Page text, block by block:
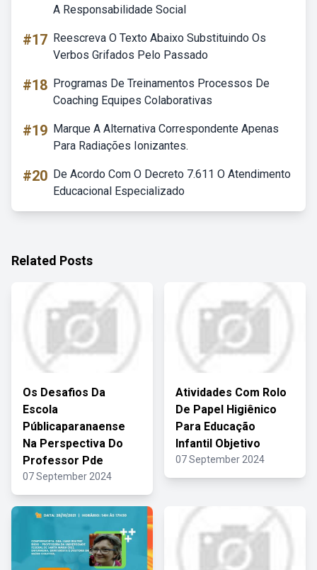
A Responsabilidade Social
#17 Reescreva O Texto Abaixo Substituindo Os
Verbos Grifados Pelo Passado
#18 Programas De Treinamentos Processos De
Coaching Equipes Colaborativas
#19 Marque A Alternativa Correspondente Apenas
Para Radiações Ionizantes.
#20 De Acordo Com O Decreto 7.611 O Atendimento
Educacional Especializado
Related Posts
Os Desafios Da
Escola
Públicaparanaense
Na Perspectiva Do
Professor Pde
07 September 2024
Atividades Com Rolo
De Papel Higiênico
Para Educação
Infantil Objetivo
07 September 2024